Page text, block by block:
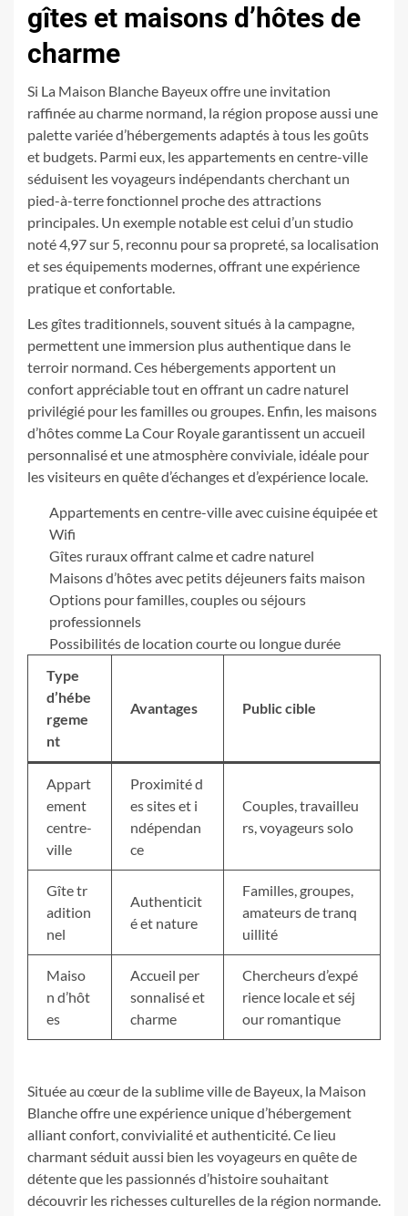
gîtes et maisons d’hôtes de
charme
Si La Maison Blanche Bayeux offre une invitation
raffinée au charme normand, la région propose aussi une
palette variée d’hébergements adaptés à tous les goûts
et budgets. Parmi eux, les appartements en centre-ville
séduisent les voyageurs indépendants cherchant un
pied-à-terre fonctionnel proche des attractions
principales. Un exemple notable est celui d’un studio
noté 4,97 sur 5, reconnu pour sa propreté, sa localisation
et ses équipements modernes, offrant une expérience
pratique et confortable.
Les gîtes traditionnels, souvent situés à la campagne,
permettent une immersion plus authentique dans le
terroir normand. Ces hébergements apportent un
confort appréciable tout en offrant un cadre naturel
privilégié pour les familles ou groupes. Enfin, les maisons
d’hôtes comme La Cour Royale garantissent un accueil
personnalisé et une atmosphère conviviale, idéale pour
les visiteurs en quête d’échanges et d’expérience locale.
Appartements en centre-ville avec cuisine équipée et
Wifi
Gîtes ruraux offrant calme et cadre naturel
Maisons d’hôtes avec petits déjeuners faits maison
Options pour familles, couples ou séjours
professionnels
Possibilités de location courte ou longue durée
Type
d’hébe
rgeme
nt
Avantages Public cible
Appart
ement
centre-
ville
Proximité d
es sites et i
ndépendan
ce
Couples, travailleu
rs, voyageurs solo
Gîte tr
adition
nel
Authenticit
é et nature
Familles, groupes,
amateurs de tranq
uillité
Maiso
n d’hôt
es
Accueil per
sonnalisé et
charme
Chercheurs d’expé
rience locale et séj
our romantique
Située au cœur de la sublime ville de Bayeux, la Maison
Blanche offre une expérience unique d’hébergement
alliant confort, convivialité et authenticité. Ce lieu
charmant séduit aussi bien les voyageurs en quête de
détente que les passionnés d’histoire souhaitant
découvrir les richesses culturelles de la région normande.